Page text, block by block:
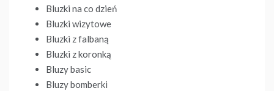
Bluzki na co dzień
Bluzki wizytowe
Bluzki z falbaną
Bluzki z koronką
Bluzy basic
Bluzy bomberki